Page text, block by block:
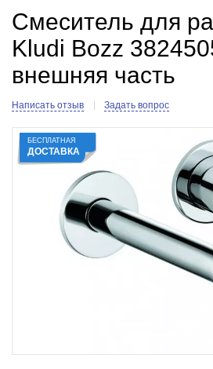
Смеситель для
Kludi Bozz
внешняя часть
Написать отзыв Задать вопрос
БЕСПЛАТНАЯ
ДОСТАВКА